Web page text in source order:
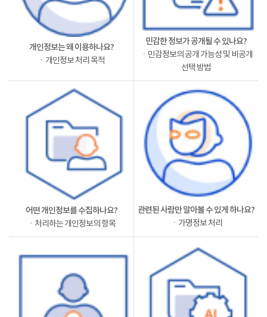
개인정보는 왜 이용하나요?
ㆍ개인정보 처리 목적
민감한 정보가 공개될 수 있나요?
ㆍ민감정보의 공개 가능성 및 비공개
선택 방법
어떤 개인정보를 수집하나요?
ㆍ처리하는 개인정보의 항목
관련된 사람만 알아볼 수 있게 하나요?
ㆍ가명정보 처리